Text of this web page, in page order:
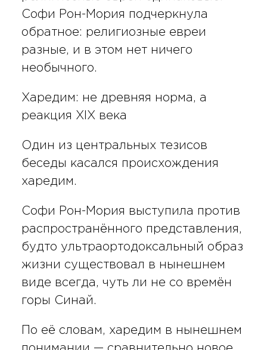
Софи Рон-Мория подчеркнула
обратное: религиозные евреи
разные, и в этом нет ничего
необычного.
Харедим: не древняя норма, а
реакция XIX века
Один из центральных тезисов
беседы касался происхождения
харедим.
Софи Рон-Мория выступила против
распространённого представления,
будто ультраортодоксальный образ
жизни существовал в нынешнем
виде всегда, чуть ли не со времён
горы Синай.
По её словам, харедим в нынешнем